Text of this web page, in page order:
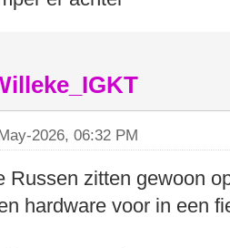
2026, 06:32 PM
Russen zitten gewoon
hardware voor in een